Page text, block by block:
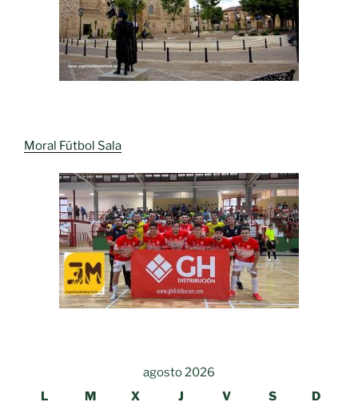
Moral Fútbol Sala
agosto 2026
L
M X J V S D